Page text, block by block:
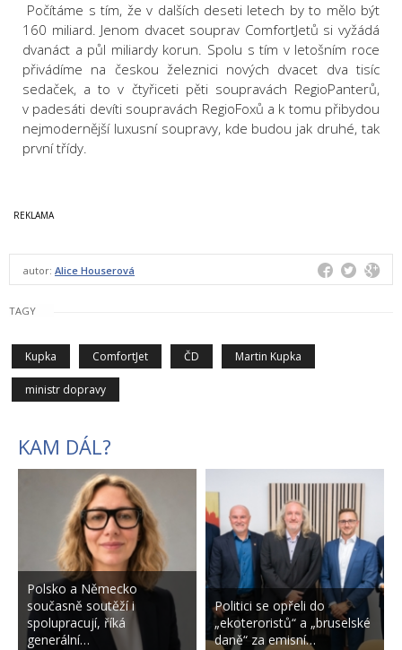
Počítáme s tím, že v dalších deseti letech by to mělo být
160 miliard. Jenom dvacet souprav ComfortJetů si vyžádá
dvanáct a půl miliardy korun. Spolu s tím v letošním roce
přivádíme na českou železnici nových dvacet dva tisíc
sedaček, a to v čtyřiceti pěti soupravách RegioPanterů,
v padesáti devíti soupravách RegioFoxů a k tomu přibydou
nejmodernější luxusní soupravy, kde budou jak druhé, tak
první třídy.
autor: Alice Houserová
TAGY
Kupka ComfortJet ČD Martin Kupka
ministr dopravy
KAM DÁL?
Polsko a Německo
současně soutěží i
spolupracují, říká
generální…
Politici se opřeli do
„ekoteroristů“ a „bruselské
daně“ za emisní…